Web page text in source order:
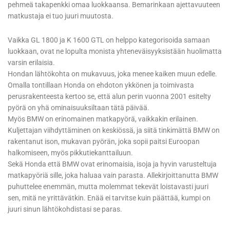
pehmeä takapenkki omaa luokkaansa. Bemarinkaan ajettavuuteen
matkustaja ei tuo juuri muutosta.
Vaikka GL 1800 ja K 1600 GTL on helppo kategorisoida samaan
luokkaan, ovat ne lopulta monista yhteneväisyyksistään huolimatta
varsin erilaisia.
Hondan lähtökohta on mukavuus, joka menee kaiken muun edelle.
Omalla tontillaan Honda on ehdoton ykkönen ja toimivasta
perusrakenteesta kertoo se, että alun perin vuonna 2001 esitelty
pyörä on yhä ominaisuuksiltaan tätä päivää.
Myös BMW on erinomainen matkapyörä, vaikkakin erilainen.
Kuljettajan viihdyttäminen on keskiössä, ja siitä tinkimättä BMW on
rakentanut ison, mukavan pyörän, joka sopii paitsi Euroopan
halkomiseen, myös pikkutiekanttailuun.
Sekä Honda että BMW ovat erinomaisia, isoja ja hyvin varusteltuja
matkapyöriä sille, joka haluaa vain parasta. Allekirjoittanutta BMW
puhuttelee enemmän, mutta molemmat tekevät loistavasti juuri
sen, mitä ne yrittävätkin. Enää ei tarvitse kuin päättää, kumpi on
juuri sinun lähtökohdistasi se paras.